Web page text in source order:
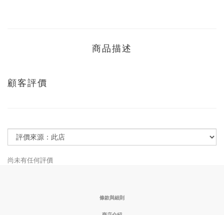
商品描述
顧客評價
尚未有任何評價
條款與細則